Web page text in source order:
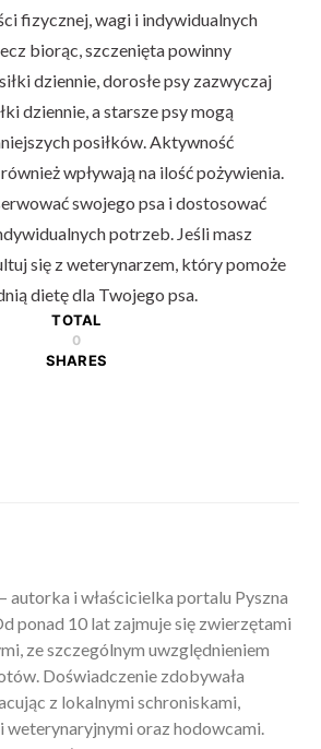
fizycznej, wagi i indywidualnych
biorąc, szczenięta powinny
dziennie, dorosłe psy zazwyczaj
dziennie, a starsze psy mogą
posiłków. Aktywność
wpływają na ilość pożywienia.
swojego psa i dostosować
potrzeb. Jeśli masz
się z weterynarzem, który pomoże
dietę dla Twojego psa.
TOTAL
0
SHARES
autorka i właścicielka portalu Pyszna
ponad 10 lat zajmuje się zwierzętami
ze szczególnym uwzględnieniem
Doświadczenie zdobywała
z lokalnymi schroniskami,
weterynaryjnymi oraz hodowcami.